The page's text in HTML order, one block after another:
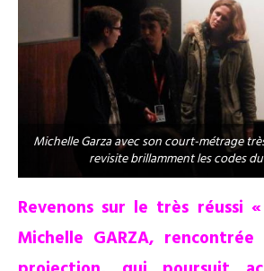
Michelle Garza avec son court-métrage
revisite brillamment les codes
Revenons sur le très réussi «
Michelle GARZA,